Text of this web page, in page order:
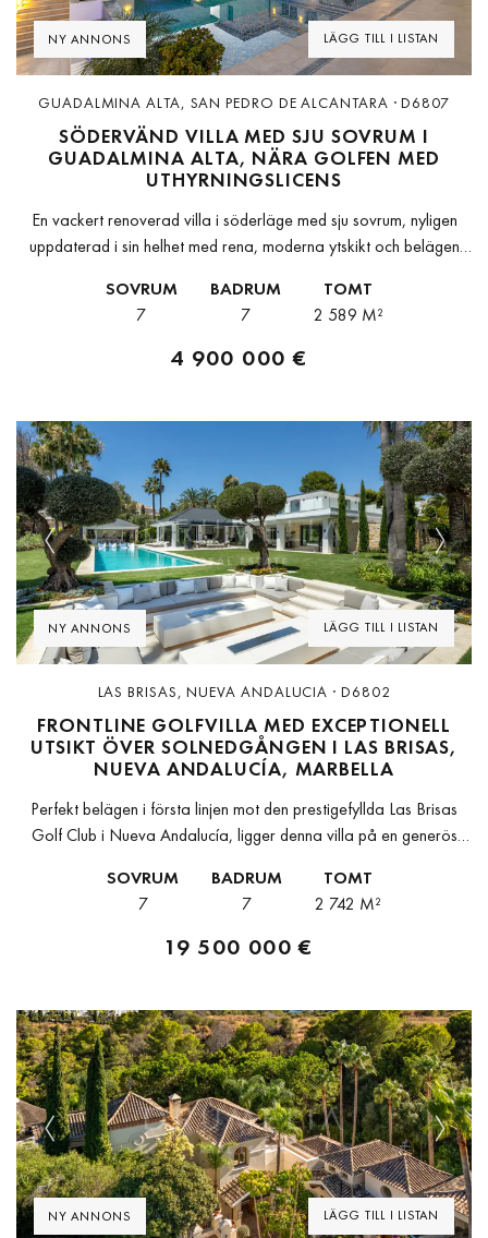
LÄGG TILL I LISTAN
NY ANNONS
GUADALMINA ALTA, SAN PEDRO DE ALCANTARA · D6807
SÖDERVÄND VILLA MED SJU SOVRUM I
GUADALMINA ALTA, NÄRA GOLFEN MED
UTHYRNINGSLICENS
En vackert renoverad villa i söderläge med sju sovrum, nyligen
uppdaterad i sin helhet med rena, moderna ytskikt och belägen
en...
SOVRUM
7
BADRUM
7
TOMT
2 589 M²
4 900 000 €
LÄGG TILL I LISTAN
Previous Next
NY ANNONS
LAS BRISAS, NUEVA ANDALUCIA · D6802
FRONTLINE GOLFVILLA MED EXCEPTIONELL
UTSIKT ÖVER SOLNEDGÅNGEN I LAS BRISAS,
NUEVA ANDALUCÍA, MARBELLA
Perfekt belägen i första linjen mot den prestigefyllda Las Brisas
Golf Club i Nueva Andalucía, ligger denna villa på en generös
SOVRUM
7
BADRUM
7
TOMT
2 742 M²
19 500 000 €
LÄGG TILL I LISTAN
Previous Next
NY ANNONS